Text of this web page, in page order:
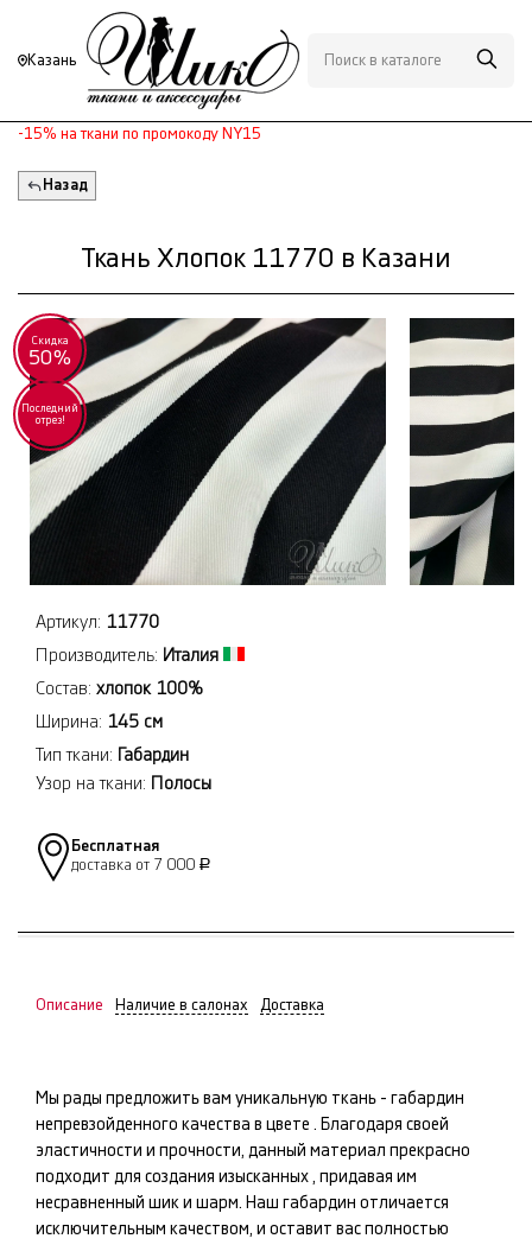
Казань
-15% на ткани по промокоду NY15
Назад
Ткань Хлопок 11770 в Казани
Скидка
50%
Последний
отрез!
Артикул: 11770
Производитель: Италия
Состав: хлопок 100%
Ширина: 145 см
Тип ткани: Габардин
Узор на ткани: Полосы
Бесплатная
доставка от 7 000 Р
Описание Наличие в салонах Доставка
Мы рады предложить вам уникальную ткань - габардин
непревзойденного качества в цвете . Благодаря своей
эластичности и прочности, данный материал прекрасно
подходит для создания изысканных , придавая им
несравненный шик и шарм. Наш габардин отличается
исключительным качеством, и оставит вас полностью